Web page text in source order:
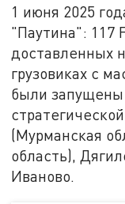
1 июня 2025
"Паутина": 117
доставленных
грузовиках с
были запущены
(Мурманская
область),
Иваново.